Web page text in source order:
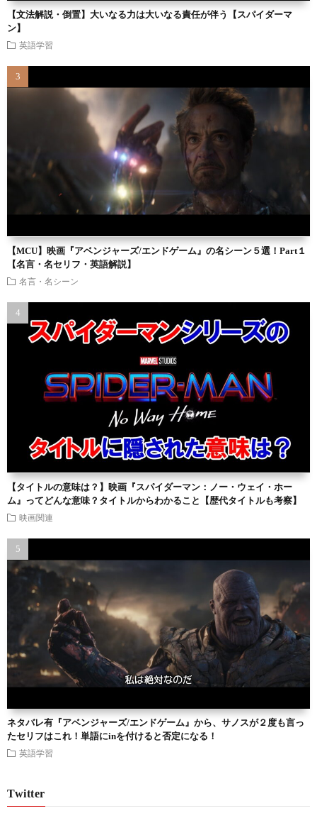
【文法解説・倒置】大いなる力は大いなる責任が伴う【スパイダーマ
ン】
英語学習
【MCU】映画『アベンジャーズ/エンドゲーム』の名シーン５選！Part１
【名言・名セリフ・英語解説】
名言・名シーン
【タイトルの意味は？】映画『スパイダーマン：ノー・ウェイ・ホー
ム』ってどんな意味？タイトルからわかること【歴代タイトルも考察】
映画関連
ネタバレ有『アベンジャーズ/エンドゲーム』から、サノスが２度も言っ
たセリフはこれ！単語にinを付けると否定になる！
英語学習
Twitter